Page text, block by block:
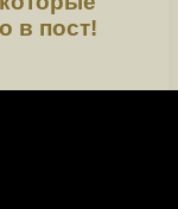
в пост!